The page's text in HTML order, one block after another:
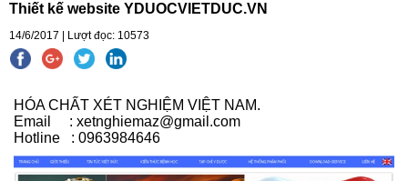
Thiết kế website YDUOCVIETDUC.VN
14/6/2017 | Lượt đọc: 10573
HÓA CHẤT XÉT NGHIỆM VIỆT NAM.
Email : xetnghiemaz@gmail.com
Hotline : 0963984646